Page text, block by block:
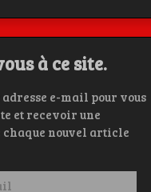
à ce site.
e-mail pour vous
et recevoir une
nouvel article